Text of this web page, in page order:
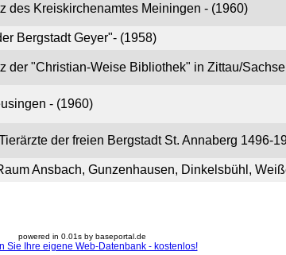
des Kreiskirchenamtes Meiningen - (1960)
Bergstadt Geyer"- (1958)
der "Christian-Weise Bibliothek" in Zittau/
- (1960)
der freien Bergstadt St. Annaberg 1496-
Ansbach, Gunzenhausen, Dinkelsbühl,
powered in 0.01s by baseportal.de
Sie Ihre eigene Web-Datenbank - kostenlos!